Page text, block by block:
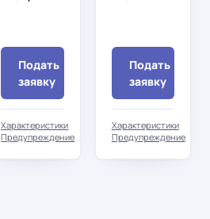
Подать
заявку
Характеристики
Предупреждение
Подать
заявку
Характеристики
Предупреждение